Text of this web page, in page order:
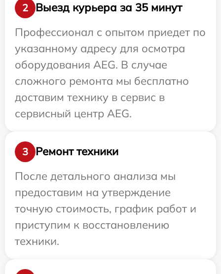
2
Выезд курьера за 35 минут
Профессионал с опытом приедет по
указанному адресу для осмотра
оборудования AEG. В случае
сложного ремонта мы бесплатно
доставим технику в сервис в
сервисный центр AEG.
3
Ремонт техники
После детального анализа мы
предоставим на утверждение
точную стоимость, график работ и
приступим к восстановлению
техники.